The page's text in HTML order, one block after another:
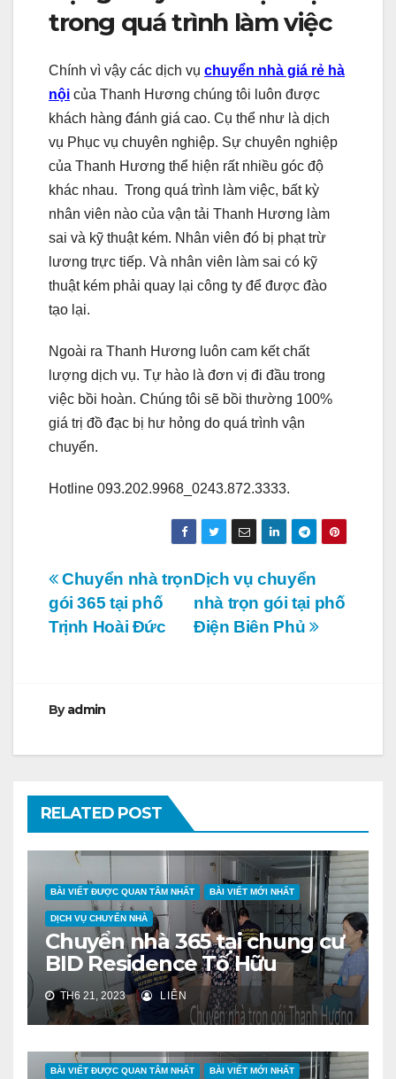
trong quá trình làm việc
Chính vì vậy các dịch vụ chuyển nhà giá rẻ hà
nội của Thanh Hương chúng tôi luôn được
khách hàng đánh giá cao. Cụ thể như là dịch
vụ Phục vụ chuyên nghiệp. Sự chuyên nghiệp
của Thanh Hương thể hiện rất nhiều góc độ
khác nhau. Trong quá trình làm việc, bất kỳ
nhân viên nào của vận tải Thanh Hương làm
sai và kỹ thuật kém. Nhân viên đó bị phạt trừ
lương trực tiếp. Và nhân viên làm sai có kỹ
thuật kém phải quay lại công ty để được đào
tạo lại.
Ngoài ra Thanh Hương luôn cam kết chất
lượng dịch vụ. Tự hào là đơn vị đi đầu trong
việc bồi hoàn. Chúng tôi sẽ bồi thường 100%
giá trị đồ đạc bị hư hỏng do quá trình vận
chuyển.
Hotline 093.202.9968_0243.872.3333.
Điều
hướng
Dịch vụ chuyển
nhà trọn gói tại phố
Điện Biên Phủ
Chuyển nhà trọn
gói 365 tại phố
Trịnh Hoài Đức
Byadmin
RELATED POST
BÀI VIẾT ĐƯỢC QUAN TÂM NHẤT BÀI VIẾT MỚI NHẤT
DỊCH VỤ CHUYỂN NHÀ
Chuyển nhà 365 tại chung cư
BID Residence Tố Hữu
TH6 21, 2023 LIÊN
BÀI VIẾT ĐƯỢC QUAN TÂM NHẤT BÀI VIẾT MỚI NHẤT